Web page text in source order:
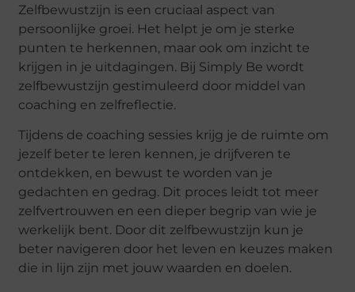
Zelfbewustzijn is een cruciaal aspect van
persoonlijke groei. Het helpt je om je sterke
punten te herkennen, maar ook om inzicht te
krijgen in je uitdagingen. Bij Simply Be wordt
zelfbewustzijn gestimuleerd door middel van
coaching en zelfreflectie.
Tijdens de coaching sessies krijg je de ruimte om
jezelf beter te leren kennen, je drijfveren te
ontdekken, en bewust te worden van je
gedachten en gedrag. Dit proces leidt tot meer
zelfvertrouwen en een dieper begrip van wie je
werkelijk bent. Door dit zelfbewustzijn kun je
beter navigeren door het leven en keuzes maken
die in lijn zijn met jouw waarden en doelen.